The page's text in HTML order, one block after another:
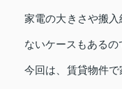
家電の大きさや搬
ないケースもあるの
今回は、賃貸物件